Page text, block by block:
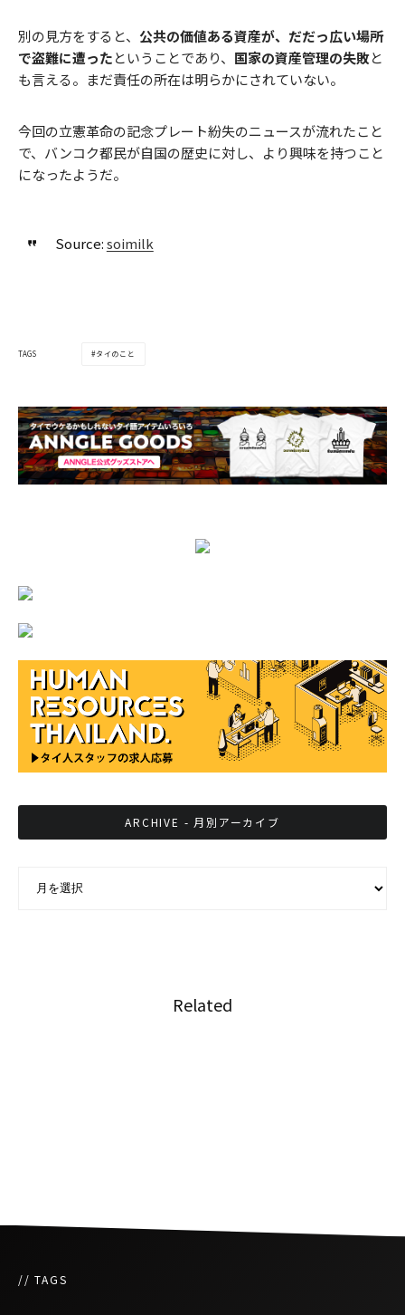
別の見方をすると、 公共の価値ある資産が、だだっ広い場所
で盗難に遭ったということであり、 国家の資産管理の失敗と
も言える。まだ責任の所在は明らかにされていない。
今回の立憲革命の記念プレート紛失のニュースが流れたこと
で、バンコク都民が自国の歴史に対し、より興味を持つこと
になったようだ。
Source:soimilk
TAGS タイのこと
ARCHIVE - 月別アーカイブ
Related
// TAGS